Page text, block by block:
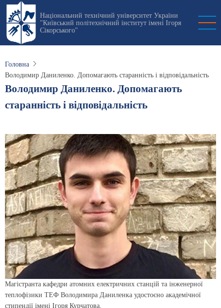
Перейти
основного
вмісту
Національний технічний університет України
"Київський політехнічний інститут імені Ігоря
Сікорського"
Головна
Володимир Даниленко. Допомагають старанність і відповідальність
Володимир Даниленко. Допомагають
старанність і відповідальність
Магістранта кафедри атомних електричних станцій та інженерної
теплофізики ТЕФ Володимира Даниленка удостоєно академічної
стипендії імені Ігоря Курчатова.